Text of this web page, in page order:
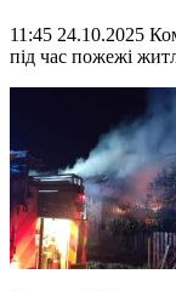
11:45 24.10.2025
під час пожежі